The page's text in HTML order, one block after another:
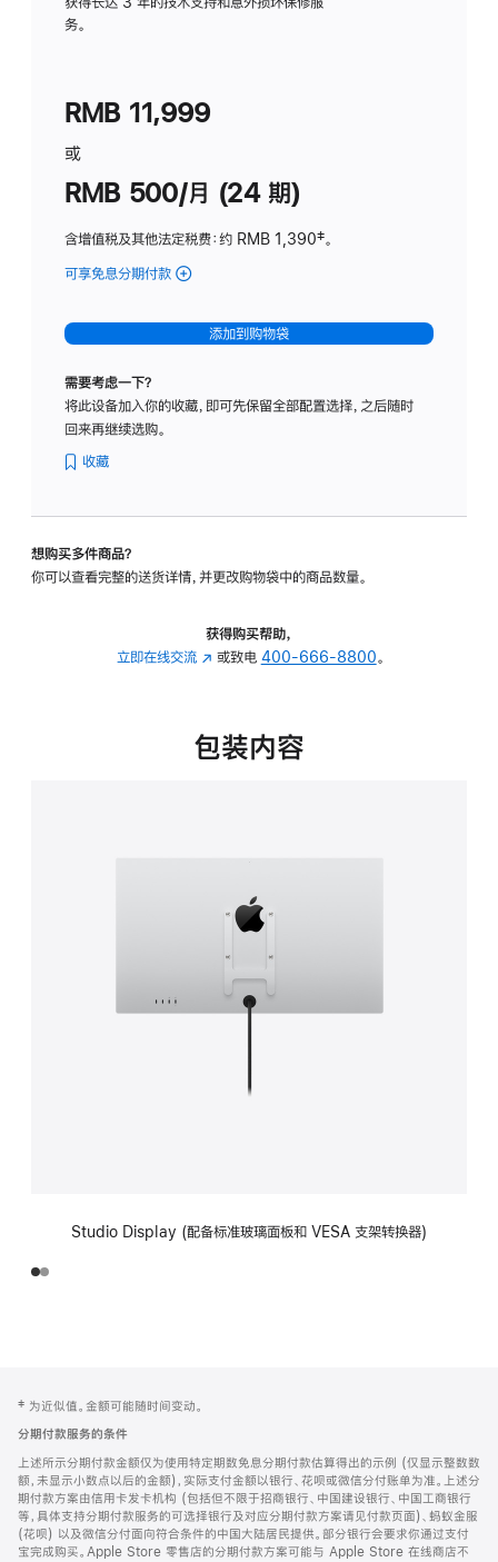
务。
RMB 11,999
或
RMB 500/月 (24 期)
含增值税及其他法定税费：约 RMB 1,390脚
‡。
可享免息分期付款 (Studio
-
标
璃
转
的
添加到购物袋
需要考虑一下？
将此设备加入你的收藏，即可先保留全部配置选择，之后随时
回来再继续选购。
收藏
想购买多件商品？
你可以查看完整的送货详情，并更改购物袋中的商品数量。
获得购买帮助，
立即在线交流 (在
中
或致电 400-666-8800。
包装内容
Studio Display (配备标准玻璃面板和 VESA 支架转换器)
页
页
脚
注
‡ 为近似值。金额可能随时间变动。
分期付款服务的条件
上述所示分期付款金额仅为使用特定期数免息分期付款估算得出的示例 (仅显示整数数
额，未显示小数点以后的金额)，实际支付金额以银行、花呗或微信分付账单为准。上述分
期付款方案由信用卡发卡机构 (包括但不限于招商银行、中国建设银行、中国工商银行
等，具体支持分期付款服务的可选择银行及对应分期付款方案请见付款页面)、蚂蚁金服
(花呗) 以及微信分付面向符合条件的中国大陆居民提供。部分银行会要求你通过支付
宝完成购买。Apple Store 零售店的分期付款方案可能与 Apple Store 在线商店不